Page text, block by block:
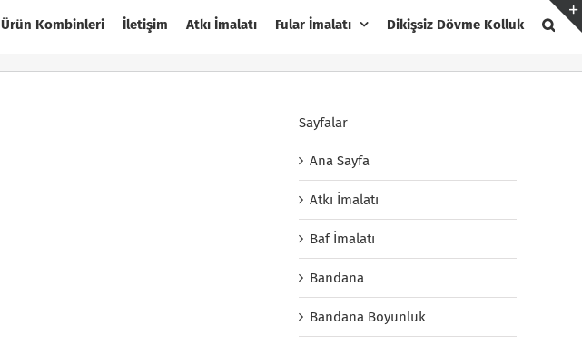
Ürün Kombinleri İletişim Atkı İmalatı Fular İmalatı Dikişsiz Dövme Kolluk
Sayfalar
Ana Sayfa
Atkı İmalatı
Baf İmalatı
Bandana
Bandana Boyunluk